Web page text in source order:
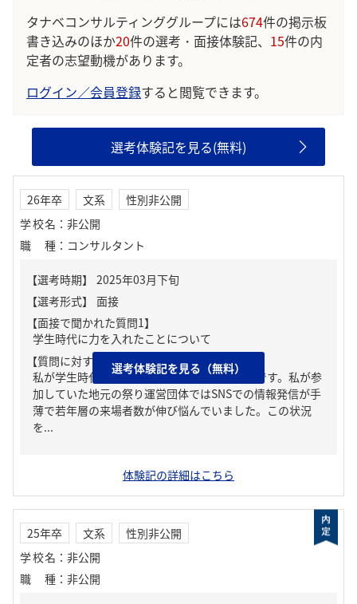
タナベコンサルティンググループには674件の掲示板
書き込みのほか20件の選考・面接体験記、 15件の内
定者の志望動機があります。
ログイン／会員登録すると閲覧できます。
選考体験記を見る(無料)
26年卒 文系
性別非公開
学校名 ： 非公開
職種 ： コンサルタント
【面接で聞かれた質問1】
学生時代に力を入れたことについて
【質問に対する回答1】
私が学生時代に力を入れたことは○○の改善です。私が参
加していた地元の祭り運営団体ではSNSでの情報発信が手
薄で若年層の来場者数が伸び悩んでいました。この状況
を...
選考体験記を見る（無料）
体験記の詳細はこちら
25年卒 文系
性別非公開
学校名 ： 非公開
職種 ： 非公開